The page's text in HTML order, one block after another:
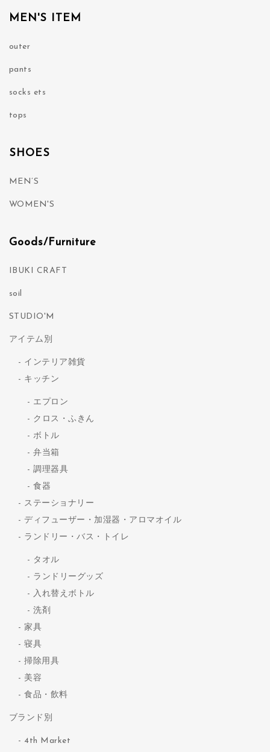
MEN'S ITEM
outer
pants
socks ets
tops
SHOES
MEN’S
WOMEN'S
Goods/Furniture
IBUKI CRAFT
soil
STUDIO'M
アイテム別
インテリア雑貨
キッチン
エプロン
クロス・ふきん
ボトル
弁当箱
調理器具
食器
ステーショナリー
ディフューザー・加湿器・アロマオイル
ランドリー・バス・トイレ
タオル
ランドリーグッズ
入れ替えボトル
洗剤
家具
寝具
掃除用具
美容
食品・飲料
ブランド別
4th Market